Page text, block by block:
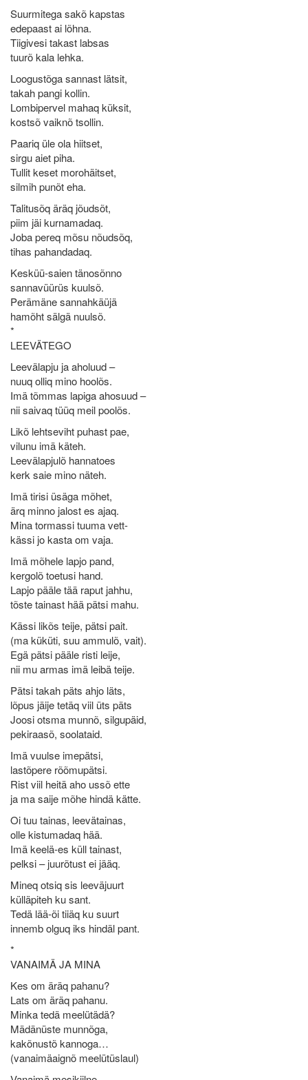
Suurmitega sakõ kapstas
edepaast ai lõhna.
Tiigivesi takast labsas
tuurõ kala lehka.
Loogustõga sannast lätsit,
takah pangi kollin.
Lombipervel mahaq küksit,
kostsõ vaiknõ tsollin.
Paariq üle ola hiitset,
sirgu aiet piha.
Tullit keset morohäitset,
silmih punõt eha.
Talitusõq äräq jõudsõt,
piim jäi kurnamadaq.
Joba pereq mõsu nõudsõq,
tihas pahandadaq.
Kesküü-saien tänosõnno
sannavüürüs kuulsõ.
Perämäne sannahkäüjä
hamõht sälgä nuulsõ.
*
LEEVÄTEGO
Leevälapju ja aholuud –
nuuq olliq mino hoolõs.
Imä tõmmas lapiga ahosuud –
nii saivaq tüüq meil poolõs.
Likõ lehtseviht puhast pae,
vilunu imä käteh.
Leevälapjulõ hannatoes
kerk saie mino näteh.
Imä tirisi üsäga mõhet,
ärq minno jalost es ajaq.
Mina tormassi tuuma vett-
kässi jo kasta om vaja.
Imä mõhele lapjo pand,
kergolõ toetusi hand.
Lapjo pääle tää raput jahhu,
tõste tainast hää pätsi mahu.
Kässi likõs teije, pätsi pait.
(ma küküti, suu ammulõ, vait).
Egä pätsi pääle risti leije,
nii mu armas imä leibä teije.
Pätsi takah päts ahjo läts,
lõpus jäije tetäq viil üts päts
Joosi otsma munnõ, silgupäid,
pekiraasõ, soolataid.
Imä vuulse imepätsi,
lastõpere rõõmupätsi.
Rist viil heitä aho ussõ ette
ja ma saije mõhe hindä kätte.
Oi tuu tainas, leevätainas,
olle kistumadaq hää.
Imä keelä-es küll tainast,
pelksi – juurõtust ei jääq.
Mineq otsiq sis leeväjuurt
külläpiteh ku sant.
Tedä lää-õi tiiäq ku suurt
innemb olguq iks hindäl pant.
*
VANAIMÄ JA MINA
Kes om äräq pahanu?
Lats om äräq pahanu.
Minka tedä meelütädä?
Mädänüste munnõga,
kakõnustõ kannoga…
(vanaimäaignõ meelütüslaul)